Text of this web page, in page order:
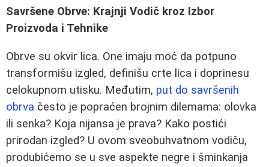
Savršene Obrve: Krajnji Vodič kroz Izbor
Proizvoda i Tehnike
Obrve su okvir lica. One imaju moć da potpuno
transformišu izgled, definišu crte lica i doprinesu
celokupnom utisku. Međutim, put do savršenih
obrva često je popraćen brojnim dilemama: olovka
ili senka? Koja nijansa je prava? Kako postići
prirodan izgled? U ovom sveobuhvatnom vodiču,
produbićemo se u sve aspekte negre i šminkanja